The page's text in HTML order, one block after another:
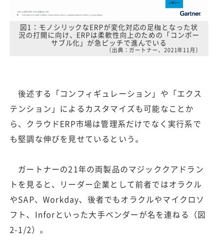
図1：モノシリックなERPが変化対応の足枷となった状
況の打開に向け、ERPは柔軟性向上のための「コンポー
サブル化」が急ピッチで進んでいる
（出典：ガートナー、2021年11月）
後述する「コンフィギュレーション」や「エクス
テンション」によるカスタマイズも可能なことか
ら、クラウドERP市場は管理系だけでなく実行系で
も堅調な伸びを見せているという。
ガートナーの21年の両製品のマジッククアドラン
トを見ると、リーダー企業として前者ではオラクル
やSAP、Workday、後者でもオラクルやマイクロソ
フト、Inforといった大手ベンダーが名を連ねる（図
2-1/2）。